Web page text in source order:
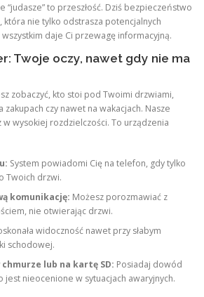
“judasze” to przeszłość. Dziś bezpieczeństwo
która nie tylko odstrasza potencjalnych
daje Ci przewagę informacyjną.
Twoje oczy, nawet gdy nie ma
zobaczyć, kto stoi pod Twoimi drzwiami,
czy nawet na wakacjach. Nasze
wysokiej rozdzielczości. To urządzenia
System powiadomi Cię na telefon, gdy tylko
Twoich drzwi.
komunikację: Możesz porozmawiać z
nie otwierając drzwi.
widoczność nawet przy słabym
schodowej.
lub na kartę SD: Posiadaj dowód
jest nieocenione w sytuacjach awaryjnych.